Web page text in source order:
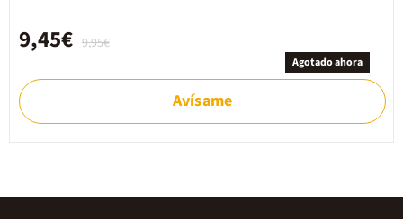
9,95€
9,45€
Agotado ahora
Avísame